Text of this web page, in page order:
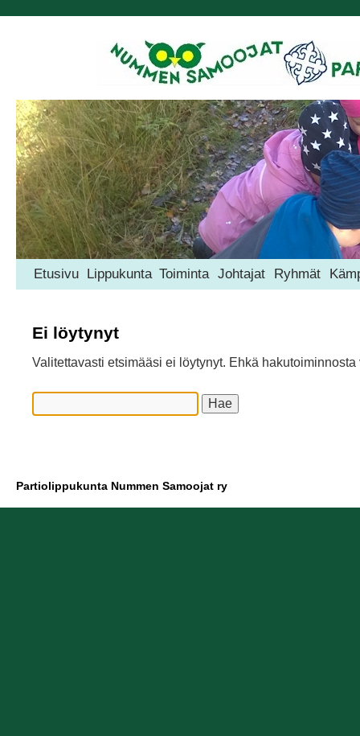
Etusivu Lippukunta Toiminta Johtajat Ryhmät
Ei löytynyt
Valitettavasti etsimääsi ei löytynyt. Ehkä
Partiolippukunta Nummen Samoojat ry